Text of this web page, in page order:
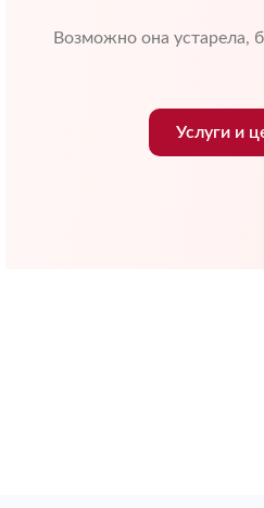
Возможно она устарела,
Услуги и